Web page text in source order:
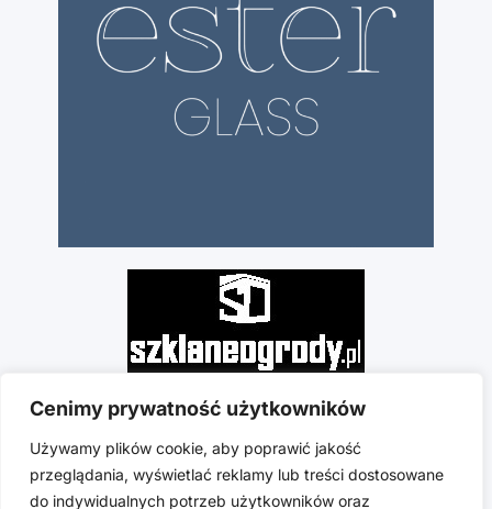
Cenimy prywatność użytkowników
Używamy plików cookie, aby poprawić jakość
przeglądania, wyświetlać reklamy lub treści dostosowane
do indywidualnych potrzeb użytkowników oraz